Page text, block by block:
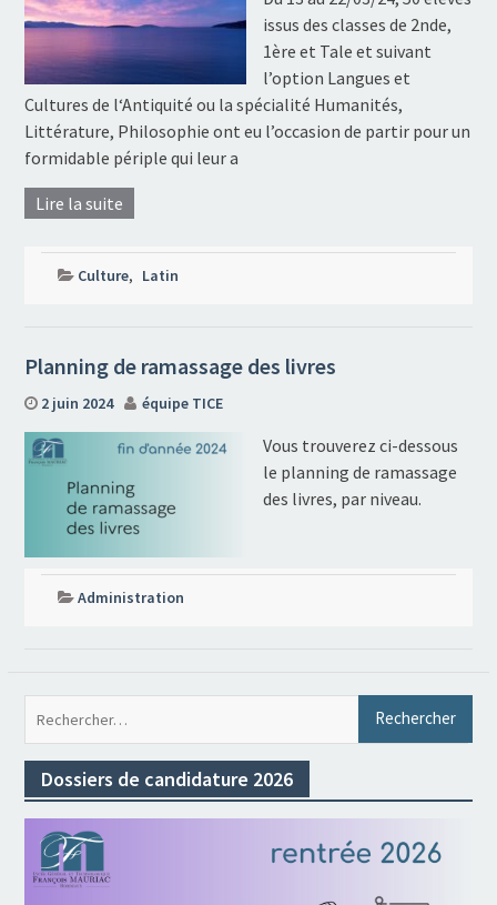
issus des classes de 2nde,
1ère et Tale et suivant
l’option Langues et
Cultures de l‘Antiquité ou la spécialité Humanités,
Littérature, Philosophie ont eu l’occasion de partir pour un
formidable périple qui leur a
Lire la suite
Culture, Latin
Planning de ramassage des livres
2 juin 2024 équipe TICE
Vous trouverez ci-dessous
le planning de ramassage
des livres, par niveau.
Administration
Dossiers de candidature 2026